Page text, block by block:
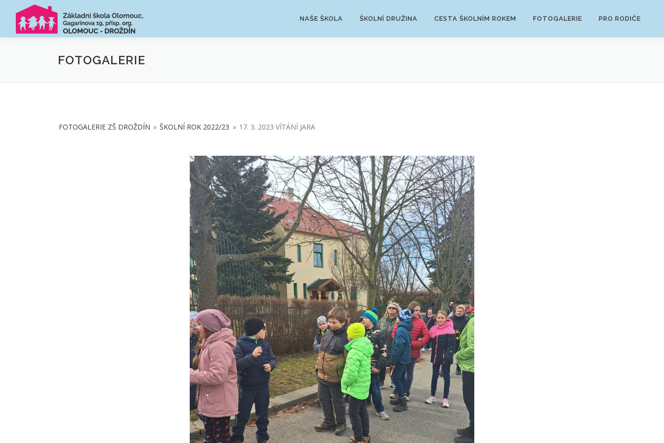
Přeskočit
obsah
NAŠE ŠKOLA ŠKOLNÍ DRUŽINA CESTA ŠKOLNÍM ROKEM FOTOGALERIE PRO RODIČE
FOTOGALERIE
FOTOGALERIE ZŠ DROŽDÍN » ŠKOLNÍ ROK 2022/23 » 17. 3. 2023 VÍTÁNÍ JARA